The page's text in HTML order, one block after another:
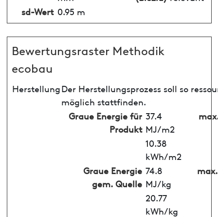
sd-Wert 0.95 m
Bewertungsraster Methodik
ecobau
HerstellungDer Herstellungsprozess soll so
möglich stattfinden.
Graue Energie für
Produkt
37.4
MJ/m2
10.38
kWh/m2
Graue Energie
gem. Quelle
74.8
MJ/kg
20.77
kWh/kg